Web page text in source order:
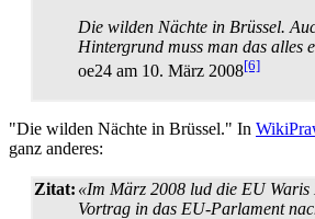
Die wilden Nächte in Brüssel.
Hintergrund muss man das alles
oe24 am 10. März 2008[6]
"Die wilden Nächte in Brüssel." In
ganz anderes:
Zitat: «Im März 2008 lud die EU Waris
Vortrag in das EU-Parlament